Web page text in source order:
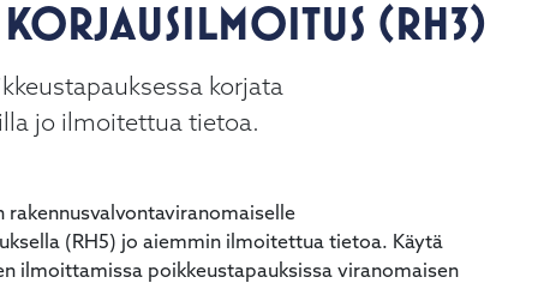
(RH3)
korjata
jo ilmoitettua tietoa.
rakennusvalvontaviranomaiselle
(RH5) jo aiemmin ilmoitettua tietoa. Käytä
ilmoittamissa poikkeustapauksissa viranomaisen